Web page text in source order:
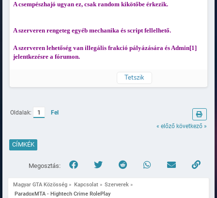
A csempészhajó ugyan ez, csak random kikötőbe érkezik.
A szerveren rengeteg egyéb mechanika és script fellelhető.
A szerveren lehetőség van illegális frakció pályázására és Admin[1]
jelentkezésre a fórumon.
Tetszik
Oldalak: 1
Fel
« előző következő »
CÍMKÉK
Megosztás:
Magyar GTA Közösség » Kapcsolat » Szerverek »
ParadoxMTA - Hightech Crime RolePlay